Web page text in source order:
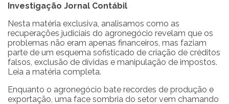
Investigação Jornal Contábil
Nesta matéria exclusiva, analisamos como as
recuperações judiciais do agronegócio revelam que os
problemas não eram apenas financeiros, mas faziam
parte de um esquema sofisticado de criação de créditos
falsos, exclusão de dívidas e manipulação de impostos.
Leia a matéria completa.
Enquanto o agronegócio bate recordes de produção e
exportação, uma face sombria do setor vem chamando